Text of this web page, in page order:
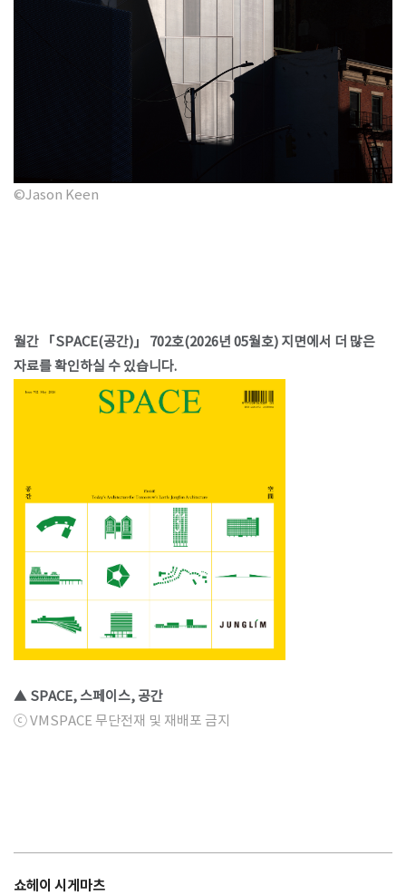
©Jason Keen
월간 「SPACE(공간)」 702호(2026년 05월호) 지면에서 더 많은
자료를 확인하실 수 있습니다.
▲ SPACE, 스페이스, 공간
ⓒ VMSPACE 무단전재 및 재배포 금지
쇼헤이 시게마츠